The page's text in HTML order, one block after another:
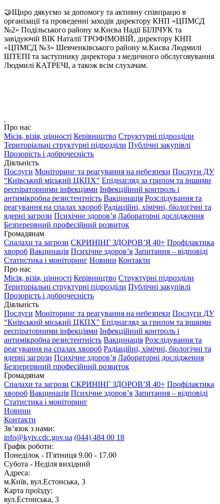
🤝Щиро дякуємо за допомогу та активну співпрацю в
організації та проведенні заходів директору КНП «ЦПМСД
№2» Подільського району м.Києва Надії БІЛІЧУК та
завідуючій ВІК Наталії ТРОФІМОВІЙ, директору КНП
«ЦПМСД №3» Шевченківського району м.Києва Людмилі
ШТЕПІ та заступнику директора з медичного обслуговування
Людмилі КАТРЕЧІ, а також всім слухачам.
Про нас
Місія, візія, цінності Керівництво Структурні підрозділи
Територіальні структурні підрозділи Публічні закупівлі
Прозорість і доброчесність
Діяльність
Послуги Моніторинг та реагування на небезпеки Послуги ДУ
“Київський міський ЦКПХ” Епіднагляд за грипом та іншими
респіраторними інфекціями Інфекційний контроль і
антимікробна резистентність Вакцинація Розслідування та
реагування на спалах хвороб Радіаційні, хімічні, біологічні та
ядерні загрози Психічне здоров’я Лабораторні дослідження
Безперервний професійний розвиток
Громадянам
Спалахи та загрози СКРИНІНГ ЗДОРОВʼЯ 40+ Профілактика
хвороб Вакцинація Психічне здоров’я Запитання – відповіді
Статистика і моніторинг Новини Контакти
Про нас
Місія, візія, цінності Керівництво Структурні підрозділи
Територіальні структурні підрозділи Публічні закупівлі
Прозорість і доброчесність
Діяльність
Послуги Моніторинг та реагування на небезпеки Послуги ДУ
“Київський міський ЦКПХ” Епіднагляд за грипом та іншими
респіраторними інфекціями Інфекційний контроль і
антимікробна резистентність Вакцинація Розслідування та
реагування на спалах хвороб Радіаційні, хімічні, біологічні та
ядерні загрози Психічне здоров’я Лабораторні дослідження
Безперервний професійний розвиток
Громадянам
Спалахи та загрози СКРИНІНГ ЗДОРОВʼЯ 40+ Профілактика
хвороб Вакцинація Психічне здоров’я Запитання – відповіді
Статистика і моніторинг
Новини
Контакти
Зв’язок з нами:
info@kyiv.cdc.gov.ua (044) 484 00 18
Графік роботи:
Понеділок - П'ятниця 9.00 - 17.00
Субота - Неділя вихідний
Адреса:
м.Київ, вул.Естонська, 3
Карта проїзду:
вул.Естонська, 3